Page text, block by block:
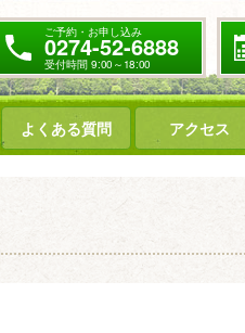
ご予約・お申し込み
0274-52-6888
受付時間 9:00～18:00
よくある質問 アクセス